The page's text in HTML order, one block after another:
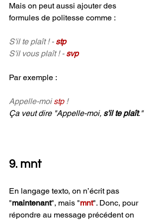
Mais on peut aussi ajouter des
formules de politesse comme :
S'il te plaît ! - stp
S'il vous plaît ! - svp
Par exemple :
Appelle-moi stp !
Ça veut dire "Appelle-moi, s'il te plaît."
9. mnt
En langage texto, on n’écrit pas
"maintenant", mais "mnt". Donc, pour
répondre au message précédent on